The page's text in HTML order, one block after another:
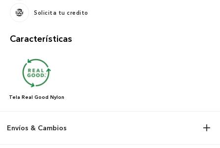
Solicita tu credito
Características
Tela Real Good Nylon
Envíos & Cambios